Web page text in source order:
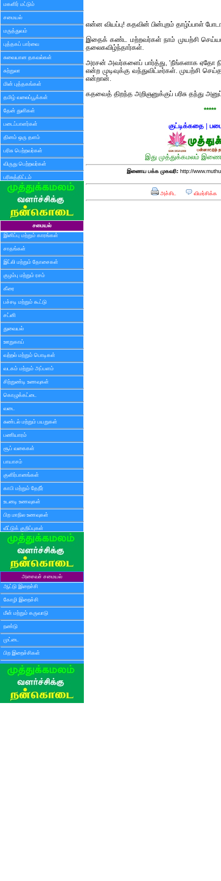
மகளிர் மட்டும்
சமையல்
மருத்துவம்
புத்தகப் பார்வை
சுவையான தகவல்கள்
சுற்றுலா
மின் புத்தகங்கள்
தமிழ் வலைப்பூக்கள்
தேன் துளிகள்
படைப்பாளர்கள்
தினம் ஒரு தளம்
பரிசு பெற்றவர்கள்
விருது பெற்றவர்கள்
பரிசுத்திட்டம்
சமையல்
இனிப்பு மற்றும் காரங்கள்
சாதங்கள்
இட்லி மற்றும் தோசைகள்
குழம்பு மற்றும் ரசம்
கீரை
பச்சடி மற்றும் கூட்டு
சட்னி
துவையல்
ஊறுகாய்
வற்றல் மற்றும் பொடிகள்
வடகம் மற்றும் அப்பளம்
சிற்றுண்டி உணவுகள்
கொழுக்கட்டை
வடை
சுண்டல் மற்றும் பயறுகள்
பணியாரம்
சூப் வகைகள்
பாயாசம்
குளிர்பானங்கள்
காபி மற்றும் தேநீர்
உடனடி உணவுகள்
பிற மாநில உணவுகள்
வீட்டுக் குறிப்புகள்
அசைவச் சமையல்
ஆட்டு இறைச்சி
கோழி இறைச்சி
மீன் மற்றும் கருவாடு
நண்டு
முட்டை
பிற இறைச்சிகள்
என்ன வியப்பு! கதவின் பின்புறம் தாழ்ப்பாள்
இதைக் கண்ட மற்றவர்கள் நாம் முயற்சி
தலைகவிழ்ந்தார்கள்.
அரசன் அவர்களைப் பார்த்து, 'நீங்களாக ஏதோ
என்ற முடிவுக்கு வந்துவிட்டீர்கள். முயற்சி
என்றான்.
கதவைத் திறந்த அறிஞனுக்குப் பரிசு தந்து
*****
குட்டிக்கதை|
இது முத்துக்கமலம்
இணைய பக்க முகவரி: http://
அச்சிட விமர்சிக்க